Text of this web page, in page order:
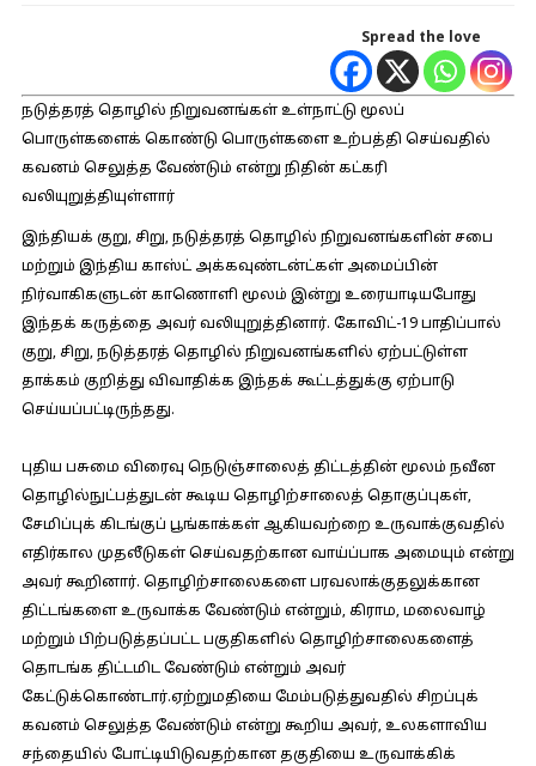
Spread the love
நடுத்தரத் தொழில் நிறுவனங்கள் உள்நாட்டு மூலப்
பொருள்களைக் கொண்டு பொருள்களை உற்பத்தி செய்வதில்
கவனம் செலுத்த வேண்டும் என்று நிதின் கட்கரி
வலியுறுத்தியுள்ளார்
இந்தியக் குறு, சிறு, நடுத்தரத் தொழில் நிறுவனங்களின் சபை
மற்றும் இந்திய காஸ்ட் அக்கவுண்டன்ட்கள் அமைப்பின்
நிர்வாகிகளுடன் காணொளி மூலம் இன்று உரையாடியபோது
இந்தக் கருத்தை அவர் வலியுறுத்தினார். கோவிட்-19 பாதிப்பால்
குறு, சிறு, நடுத்தரத் தொழில் நிறுவனங்களில் ஏற்பட்டுள்ள
தாக்கம் குறித்து விவாதிக்க இந்தக் கூட்டத்துக்கு ஏற்பாடு
செய்யப்பட்டிருந்தது.
புதிய பசுமை விரைவு நெடுஞ்சாலைத் திட்டத்தின் மூலம் நவீன
தொழில்நுட்பத்துடன் கூடிய தொழிற்சாலைத் தொகுப்புகள்,
சேமிப்புக் கிடங்குப் பூங்காக்கள் ஆகியவற்றை உருவாக்குவதில்
எதிர்கால முதலீடுகள் செய்வதற்கான வாய்ப்பாக அமையும் என்று
அவர் கூறினார். தொழிற்சாலைகளை பரவலாக்குதலுக்கான
திட்டங்களை உருவாக்க வேண்டும் என்றும், கிராம, மலைவாழ்
மற்றும் பிற்படுத்தப்பட்ட பகுதிகளில் தொழிற்சாலைகளைத்
தொடங்க திட்டமிட வேண்டும் என்றும் அவர்
கேட்டுக்கொண்டார்.ஏற்றுமதியை மேம்படுத்துவதில் சிறப்புக்
கவனம் செலுத்த வேண்டும் என்று கூறிய அவர், உலகளாவிய
சந்தையில் போட்டியிடுவதற்கான தகுதியை உருவாக்கிக்